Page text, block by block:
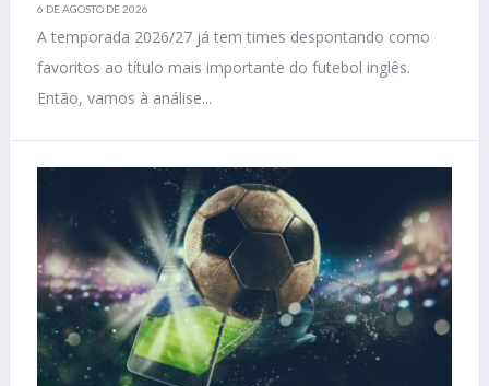
6 DE AGOSTO DE 2026
A temporada 2026/27 já tem times despontando como
favoritos ao título mais importante do futebol inglês.
Então, vamos à análise...